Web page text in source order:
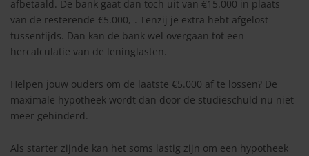
afbetaald. De bank gaat dan toch uit van €15.000 in plaats
van de resterende €5.000,-. Tenzij je extra hebt afgelost
tussentijds. Dan kan de bank wel overgaan tot een
hercalculatie van de leninglasten.
Helpen jouw ouders om de laatste €5.000 af te lossen? De
maximale hypotheek wordt dan door de studieschuld nu niet
meer gehinderd.
Als starter zijnde kan het soms lastig zijn om een hypotheek